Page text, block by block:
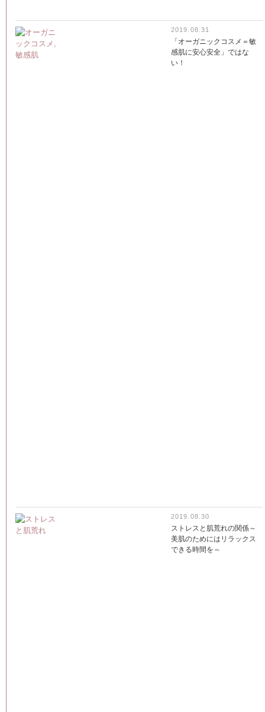
2019.08.31
「オーガニックコスメ＝敏
感肌に安心安全」ではな
い！
2019.08.30
ストレスと肌荒れの関係～
美肌のためにはリラックス
できる時間を～